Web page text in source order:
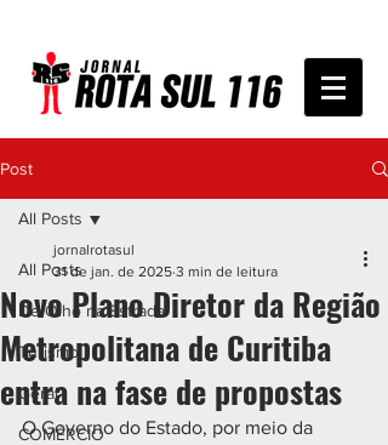
Post
All Posts
De Olho na Estrada
Turismo
Geral
COMÉRCIO
All Posts
Novo Plano Diretor da Região
Metropolitana de Curitiba
entra na fase de propostas
jornalrotasul
31 de jan. de 2025 3 min de leitura
O Governo do Estado, por meio da